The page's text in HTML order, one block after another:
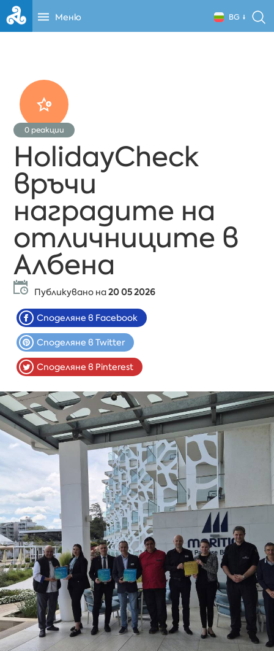
Меню BG
0реакции
HolidayCheck
връчи
наградите на
отличниците в
Албена
Публикувано на20 05 2026
Споделяне в Facebook
Споделяне в Twitter
Споделяне в Pinterest